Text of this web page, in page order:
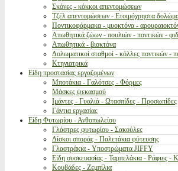
Σκόνες - κόκκοι απεντομώσεων
Τζέλ απεντομώσεων - Ετοιμόχρηστα
Ποντικοφάρμακα - μυοκτόνα -
Απωθητικά ζώων - πουλιών - ποντικών -
Απωθητικά - βιοκτόνα
Δολωματικοί σταθμοί - κόλλες ποντικών -
Κτηνιατρικά
Είδη προστασίας εργαζομένων
Μποτάκια - Γαλότσες - Φόρμες
Μάσκες ψεκασμού
Ιμάντες - Γυαλιά - Ωτασπίδες - Προσωπίδες
Γάντια εργασίας
Είδη Φυτωρίου - Ανθοπωλείου
Γλάστρες φυτωρίου - Σακούλες
Δίσκοι σποράς - Παλετάκια φύτευσης
Γλαστράκια - Υποστρώματα JIFFY
Είδη συσκευασίας - Ταμπελάκια - Ράφιες -
Κουβάδες - Ζεμπίλια